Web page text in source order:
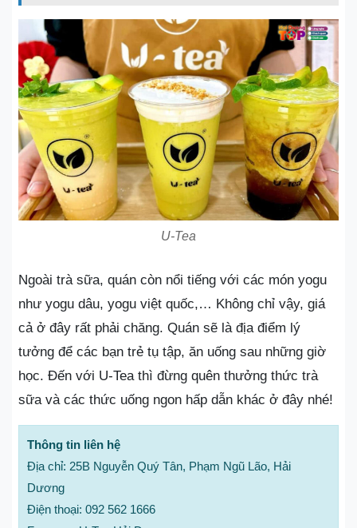
U-Tea
Ngoài trà sữa, quán còn nổi tiếng với các món yogu
như yogu dâu, yogu việt quốc,… Không chỉ vậy, giá
cả ở đây rất phải chăng. Quán sẽ là địa điểm lý
tưởng để các bạn trẻ tụ tập, ăn uống sau những giờ
học. Đến với U-Tea thì đừng quên thưởng thức trà
sữa và các thức uống ngon hấp dẫn khác ở đây nhé!
Thông tin liên hệ
Địa chỉ: 25B Nguyễn Quý Tân, Phạm Ngũ Lão, Hải
Dương
Điện thoại: 092 562 1666